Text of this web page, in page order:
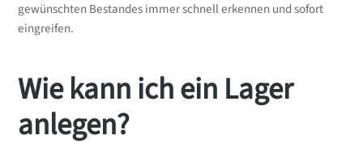
gewünschten Bestandes immer schnell erkennen und sofort
eingreifen.
Wie kann ich ein Lager
anlegen?